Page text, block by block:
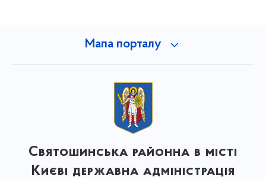
Мапа порталу
Святошинська районна в місті
Києві державна адміністрація